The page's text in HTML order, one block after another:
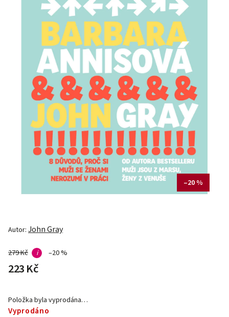
–20 %
Autor: John Gray
279 Kč i –20 %
223 Kč
Vyprodáno
Položka byla vyprodána…